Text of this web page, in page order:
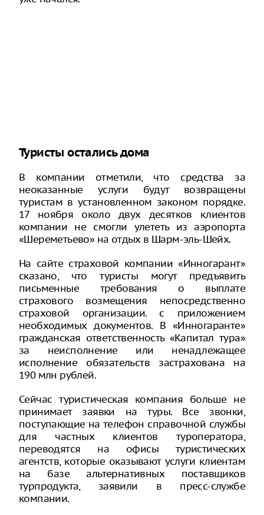
Туристы остались дома
В компании отметили, что средства за
неоказанные услуги будут возвращены
туристам в установленном законом порядке.
17 ноября около двух десятков клиентов
компании не смогли улететь из аэропорта
«Шереметьево» на отдых в Шарм-эль-Шейх.
На сайте страховой компании «Инногарант»
сказано, что туристы могут предъявить
письменные требования о выплате
страхового возмещения непосредственно
страховой организации. с приложением
необходимых документов. В «Инногаранте»
гражданская ответственность «Капитал тура»
за неисполнение или ненадлежащее
исполнение обязательств застрахована на
190 млн рублей.
Сейчас туристическая компания больше не
принимает заявки на туры. Все звонки,
поступающие на телефон справочной службы
для частных клиентов туроператора,
переводятся на офисы туристических
агентств, которые оказывают услуги клиентам
на базе альтернативных поставщиков
турпродукта, заявили в пресс-службе
компании.